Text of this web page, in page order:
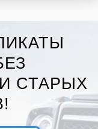
СТАРЫХ